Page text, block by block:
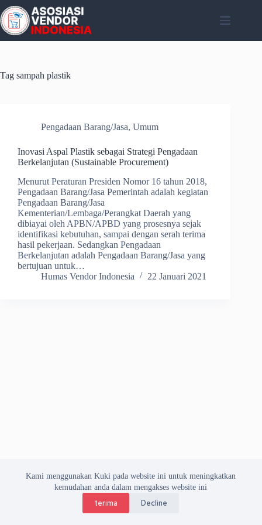
Skip
to
content
Kami menggunakan Kuki pada website ini untuk meningkatkan
kemudahan anda dalam mengakses website ini
terima Decline
Tag sampah plastik
Pengadaan Barang/Jasa, Umum
Inovasi Aspal Plastik sebagai Strategi Pengadaan
Berkelanjutan (Sustainable Procurement)
Menurut Peraturan Presiden Nomor 16 tahun 2018,
Pengadaan Barang/Jasa Pemerintah adalah kegiatan
Pengadaan Barang/Jasa
Kementerian/Lembaga/Perangkat Daerah yang
dibiayai oleh APBN/APBD yang prosesnya sejak
identifikasi kebutuhan, sampai dengan serah terima
hasil pekerjaan. Sedangkan Pengadaan
Berkelanjutan adalah Pengadaan Barang/Jasa yang
bertujuan untuk…
Humas Vendor Indonesia
22 Januari 2021